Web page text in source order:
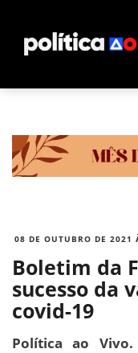
08 DE OUTUBRO DE 2021
Boletim da
sucesso da
covid-19
Política ao